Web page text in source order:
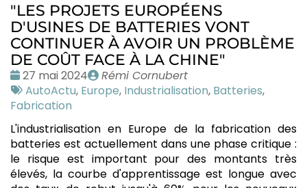
"LES PROJETS EUROPÉENS
D'USINES DE BATTERIES VONT
CONTINUER À AVOIR UN PROBLÈME
DE COÛT FACE À LA CHINE"
Date
:
27 mai 2024
Publié
par
Rémi Cornubert
Tags
:
AutoActu, Europe, Industrialisation, Batteries,
Fabrication
L'industrialisation en Europe de la fabrication des
batteries est actuellement dans une phase critique :
le risque est important pour des montants très
élevés, la courbe d'apprentissage est longue avec